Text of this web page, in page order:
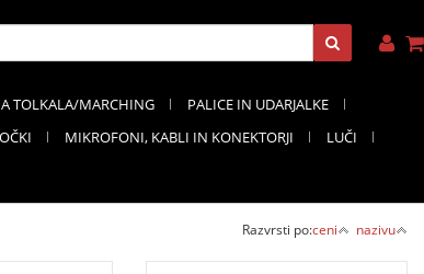
TOLKALA/MARCHING
PALICE IN UDARJALKE
MIKROFONI, KABLI IN KONEKTORJI
LUČI
Razvrsti po:ceni nazivu